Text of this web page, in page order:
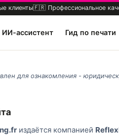
клиенты🇫🇷 Профессиональное
ИИ-ассистент Гид по печати
для ознакомления -
издаётся компанией